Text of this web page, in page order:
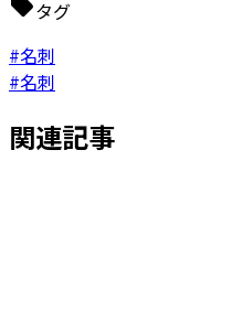
タグ
#名刺
#名刺
関連記事